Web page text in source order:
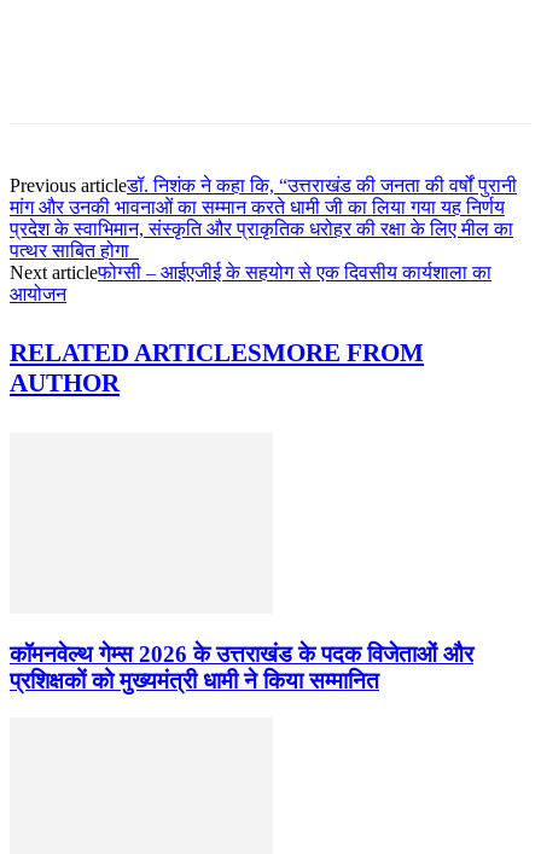
Previous articleडॉ. निशंक ने कहा कि, “उत्तराखंड की जनता की वर्षों पुरानी
मांग और उनकी भावनाओं का सम्मान करते धामी जी का लिया गया यह निर्णय
प्रदेश के स्वाभिमान, संस्कृति और प्राकृतिक धरोहर की रक्षा के लिए मील का
पत्थर साबित होगा
Next articleफोग्सी – आईएजीई के सहयोग से एक दिवसीय कार्यशाला का
आयोजन
RELATED ARTICLESMORE FROM
AUTHOR
कॉमनवेल्थ गेम्स 2026 के उत्तराखंड के पदक विजेताओं और
प्रशिक्षकों को मुख्यमंत्री धामी ने किया सम्मानित